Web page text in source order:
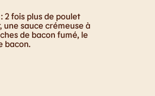
2 fois plus de poulet
sauce crémeuse à
de bacon fumé, le
bacon.